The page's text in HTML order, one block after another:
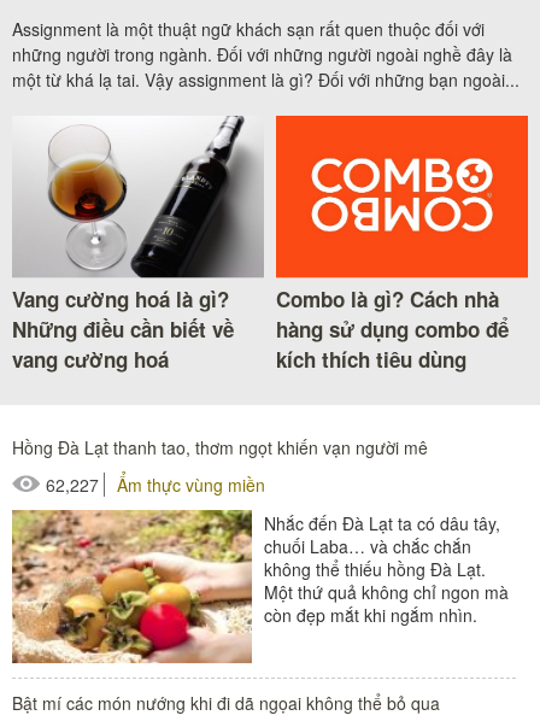
Assignment là một thuật ngữ khách sạn rất quen thuộc đối với
những người trong ngành. Đối với những người ngoài nghề đây là
một từ khá lạ tai. Vậy assignment là gì? Đối với những bạn ngoài...
Vang cường hoá là gì?
Những điều cần biết về
vang cường hoá
Combo là gì? Cách nhà
hàng sử dụng combo để
kích thích tiêu dùng
Hồng Đà Lạt thanh tao, thơm ngọt khiến vạn người mê
62,227
Ẩm thực vùng miền
Nhắc đến Đà Lạt ta có dâu tây,
chuối Laba… và chắc chắn
không thể thiếu hồng Đà Lạt.
Một thứ quả không chỉ ngon mà
còn đẹp mắt khi ngắm nhìn.
Bật mí các món nướng khi đi dã ngọai không thể bỏ qua